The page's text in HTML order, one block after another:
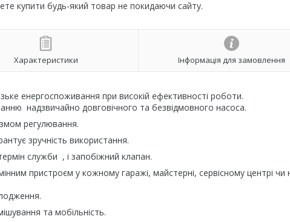
купити будь-який товар не покидаючи сайту.
Характеристики Інформація для замовлення
енергоспоживання при високій ефективності роботи.
надзвичайно довговічного та безвідмовного насоса.
регулювання.
зручність використання.
служби , і запобіжний клапан.
пристроєм у кожному гаражі, майстерні, сервісному центрі чи
та мобільність.